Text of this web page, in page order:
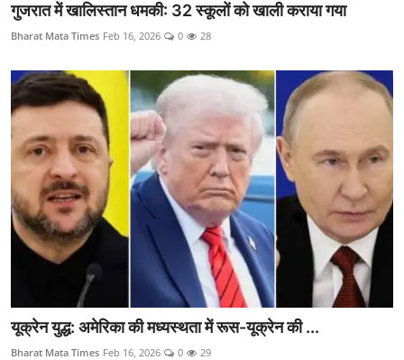
गुजरात में खालिस्तान धमकी: 32 स्कूलों को खाली कराया गया
Bharat Mata Times Feb 16, 2026 0 28
यूक्रेन युद्ध: अमेरिका की मध्यस्थता में रूस-यूक्रेन की ...
Bharat Mata Times Feb 16, 2026 0 29